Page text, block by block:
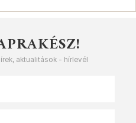
aktualitások - hírlevél